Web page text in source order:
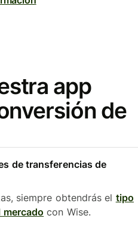
app
de
de transferencias de
siempre obtendrás el tipo
mercado con Wise.